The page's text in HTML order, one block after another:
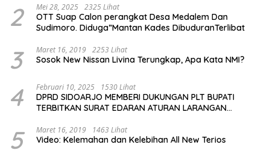
2 Mei 28, 2025 2325 Lihat
OTT Suap Calon perangkat Desa Medalem Dan
Sudimoro. Diduga”Mantan Kades DibuduranTerlibat
3 Maret 16, 2019 2253 Lihat
Sosok New Nissan Livina Terungkap, Apa Kata NMI?
4 Februari 10, 2025 1530 Lihat
DPRD SIDOARJO MEMBERI DUKUNGAN PLT BUPATI
TERBITKAN SURAT EDARAN ATURAN LARANGAN
KELUAR KOTA
5 Maret 16, 2019 1463 Lihat
Video: Kelemahan dan Kelebihan All New Terios